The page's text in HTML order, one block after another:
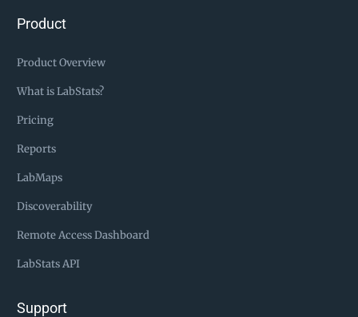
Product
Product Overview
What is LabStats?
Pricing
Reports
LabMaps
Discoverability
Remote Access Dashboard
LabStats API
Support